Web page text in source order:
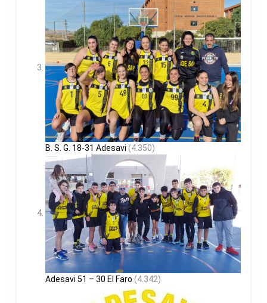
B. S. G. 18-31 Adesavi (4.350)
Adesavi 51 – 30 El Faro (4.342)